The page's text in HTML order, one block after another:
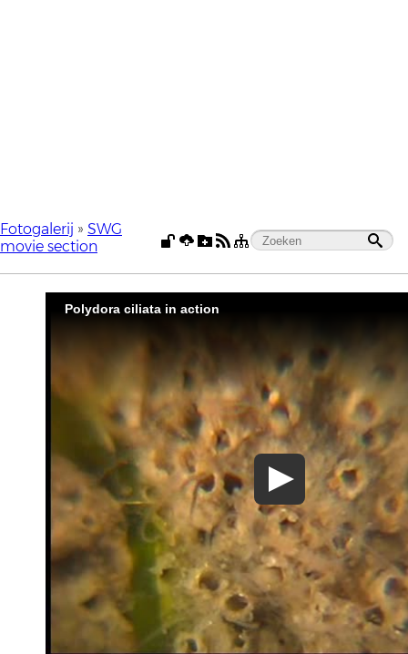
Fotogalerij » SWG
movie section
Polydora ciliata in action